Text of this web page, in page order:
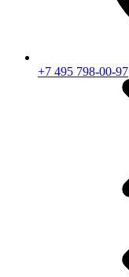
+7 495 798-00-97